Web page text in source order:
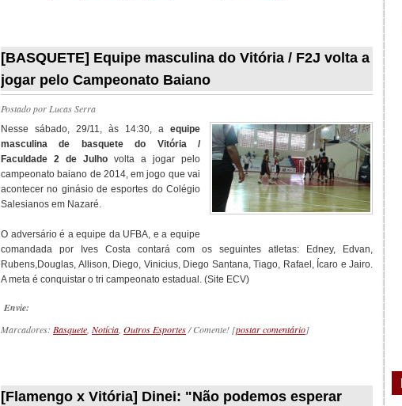
[BASQUETE] Equipe masculina do Vitória / F2J volta a
jogar pelo Campeonato Baiano
Postado por Lucas Serra
Nesse sábado, 29/11, às 14:30, a equipe
masculina de basquete do Vitória /
Faculdade 2 de Julho volta a jogar pelo
campeonato baiano de 2014, em jogo que vai
acontecer no ginásio de esportes do Colégio
Salesianos em Nazaré.
O adversário é a equipe da UFBA, e a equipe
comandada por Ives Costa contará com os seguintes atletas: Edney, Edvan,
Rubens,Douglas, Allison, Diego, Vinicius, Diego Santana, Tiago, Rafael, Ícaro e Jairo.
A meta é conquistar o tri campeonato estadual. (Site ECV)
Envie:
Marcadores: Basquete Notícia Outros Esportes/ Comente! [postar comentário]
[Flamengo x Vitória] Dinei: "Não podemos esperar